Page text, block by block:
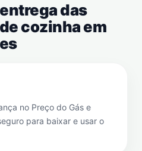
das
cozinha em
no Preço do Gás e
para baixar e usar o